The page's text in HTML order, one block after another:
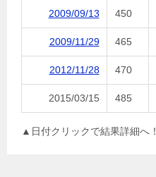
2009/09/13 450
2009/11/29 465
2012/11/28 470
2015/03/15 485
▲日付クリックで結果詳細へ！